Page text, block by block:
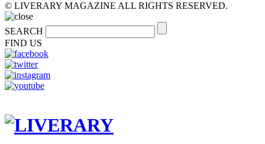
© LIVERARY MAGAZINE ALL RIGHTS RESERVED.
SEARCH
FIND US